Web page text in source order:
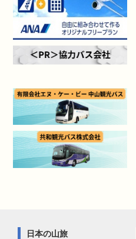
日本の山旅